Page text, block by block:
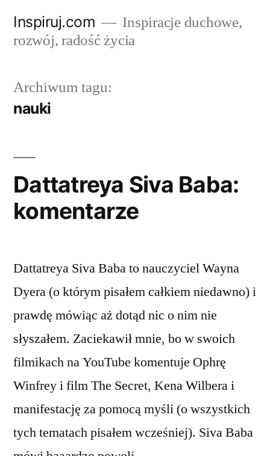
Inspiruj.com
Inspiracje duchowe,
rozwój, radość życia
Archiwum tagu:
nauki
Dattatreya Siva Baba:
komentarze
Dattatreya Siva Baba to nauczyciel Wayna
Dyera (o którym pisałem całkiem niedawno) i
prawdę mówiąc aż dotąd nic o nim nie
słyszałem. Zaciekawił mnie, bo w swoich
filmikach na YouTube komentuje Ophrę
Winfrey i film The Secret, Kena Wilbera i
manifestację za pomocą myśli (o wszystkich
tych tematach pisałem wcześniej). Siva Baba